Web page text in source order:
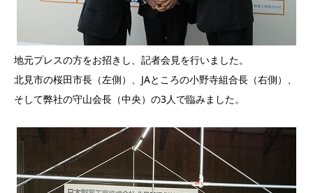
地元プレスの方をお招きし、記者会見を行いました。
北見市の桜田市長（左側）、JAところの小野寺組合長（右側）、
そして弊社の守山会長（中央）の3人で臨みました。